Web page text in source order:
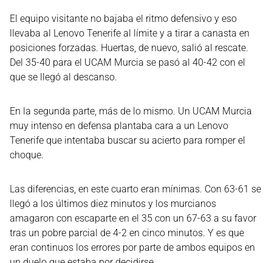
El equipo visitante no bajaba el ritmo defensivo y eso
llevaba al Lenovo Tenerife al límite y a tirar a canasta en
posiciones forzadas. Huertas, de nuevo, salió al rescate.
Del 35-40 para el UCAM Murcia se pasó al 40-42 con el
que se llegó al descanso.
En la segunda parte, más de lo mismo. Un UCAM Murcia
muy intenso en defensa plantaba cara a un Lenovo
Tenerife que intentaba buscar su acierto para romper el
choque.
Las diferencias, en este cuarto eran mínimas. Con 63-61 se
llegó a los últimos diez minutos y los murcianos
amagaron con escaparte en el 35 con un 67-63 a su favor
tras un pobre parcial de 4-2 en cinco minutos. Y es que
eran continuos los errores por parte de ambos equipos en